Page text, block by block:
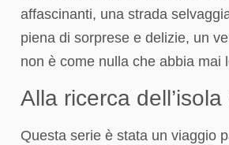
affascinanti, una strada
piena di sorprese e delizie, un
non è come nulla che abbia mai
Alla ricerca
Questa serie è stata un viaggio